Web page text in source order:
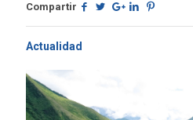
Compartir
Actualidad